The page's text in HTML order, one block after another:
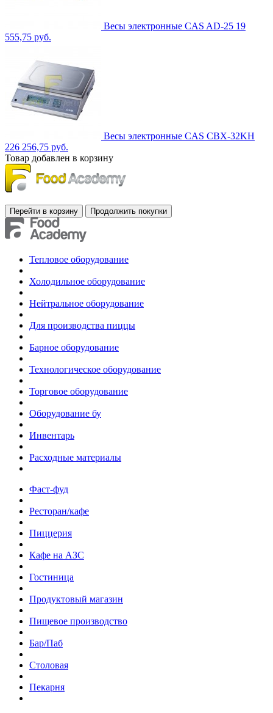
Весы электронные CAS AD-25 19
555,75 руб.
Весы электронные CAS CBX-32KH
226 256,75 руб.
Товар добавлен в корзину
Тепловое оборудование
Холодильное оборудование
Нейтральное оборудование
Для производства пиццы
Барное оборудование
Технологическое оборудование
Торговое оборудование
Оборудование бу
Инвентарь
Расходные материалы
Фаст-фуд
Ресторан/кафе
Пиццерия
Кафе на АЗС
Гостиница
Продуктовый магазин
Пищевое производство
Бар/Паб
Столовая
Пекарня